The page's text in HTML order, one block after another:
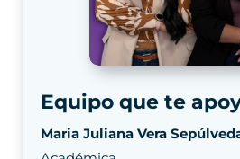
Equipo que te
Maria Juliana Vera